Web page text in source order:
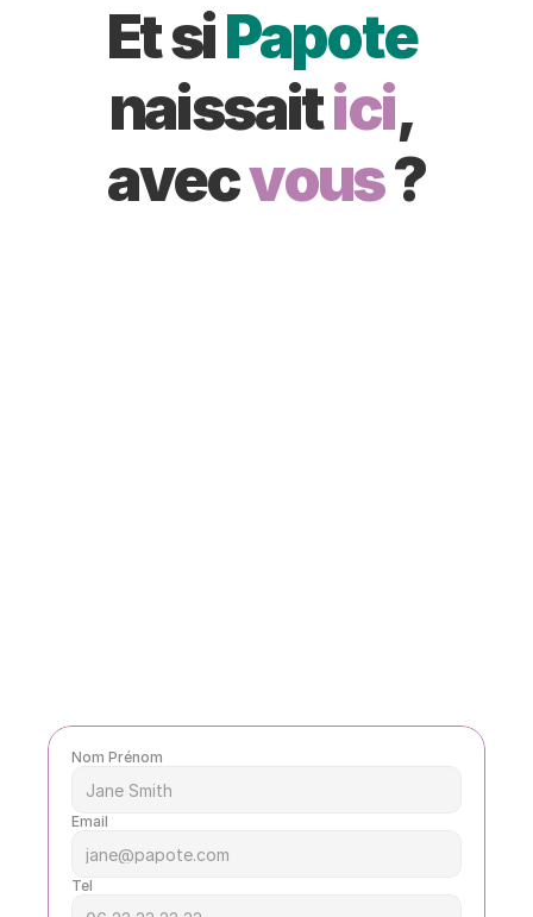
Et si
Papote
naissait ici,
avec vous ?
Nom Prénom
Email
Tel